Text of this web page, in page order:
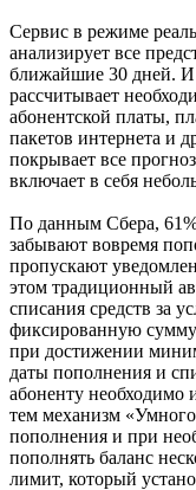
Сервис в режиме
анализирует все
ближайшие 30 дней.
рассчитывает
абонентской платы,
пакетов интернета и
покрывает все
включает в себя
По данным Сбера, 61%
забывают вовремя
пропускают
этом традиционный
списания средств за
фиксированную сумму
при достижении
даты пополнения и
абоненту
тем механизм
пополнения и при
пополнять баланс
лимит, который